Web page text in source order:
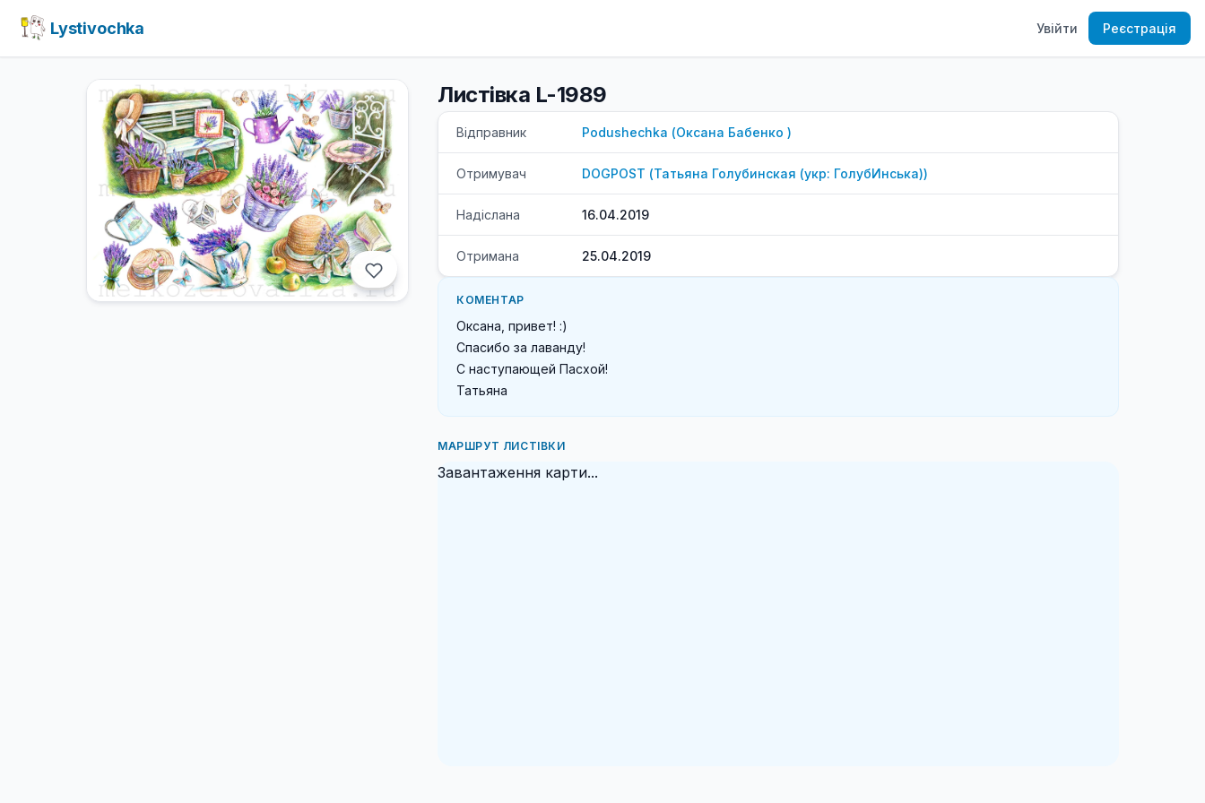
Lystivochka Увійти Реєстрація
Листівка L-1989
Відправник Podushechka (Оксана Бабенко )
Отримувач DOGPOST (Татьяна Голубинская (укр: ГолубИнська))
Надіслана 16.04.2019
Отримана 25.04.2019
КОМЕНТАР
Оксана, привет! :)
Спасибо за лаванду!
С наступающей Пасхой!
Татьяна
МАРШРУТ ЛИСТІВКИ
Завантаження карти...